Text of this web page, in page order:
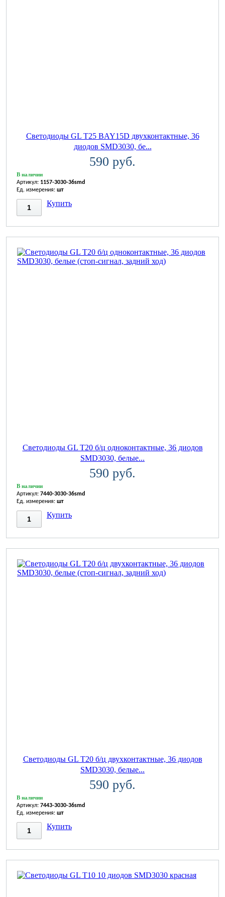
Светодиоды GL T25 BAY15D двухконтактные, 36
диодов SMD3030, бе...
590 руб.
В наличии
Артикул: 1157-3030-36smd
Ед. измерения: шт
Купить
Светодиоды GL T20 б/ц одноконтактные, 36 диодов
SMD3030, белые...
590 руб.
В наличии
Артикул: 7440-3030-36smd
Ед. измерения: шт
Купить
Светодиоды GL T20 б/ц двухконтактные, 36 диодов
SMD3030, белые...
590 руб.
В наличии
Артикул: 7443-3030-36smd
Ед. измерения: шт
Купить